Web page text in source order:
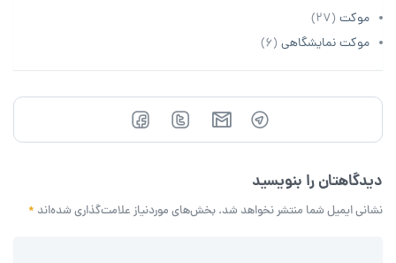
موکت (27)
موکت نمایشگاهی (6)
دیدگاهتان را بنویسید
نشانی ایمیل شما منتشر نخواهد شد. بخش‌های موردنیاز علامت‌گذاری شده‌اند *